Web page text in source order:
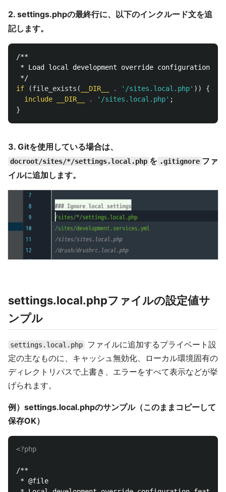
2. settings.phpの最終行に、以下のインクルード文を追
記します。
/**
* Load local development override configuration,
*/
if
(file_exists ( __DIR__ . '/sites.local.php' ))
{
include
__DIR__ . '/sites.local.php' ;
}
3. Gitを使用している場合は、
docroot/sites/*/settings.local.php を .gitignore ファ
イルに追加します。
settings.local.phpファイルの設定値サ
ンプル
settings.local.php
ファイルに追加するプライベート設
定の主なものに、キャッシュ無効化、ローカル環境固有の
ディレクトリパスで上書き、エラーをすべて表示などが挙
げられます。
例）settings.local.phpのサンプル（このままコピーして
保存OK）
<?php
/**
* @file